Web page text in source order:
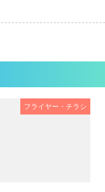
フライヤー・チラシ